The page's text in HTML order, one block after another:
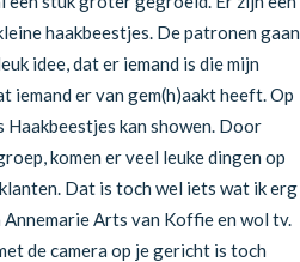
haakbeestjes. De patronen gaan
idee, dat er iemand is die mijn
iemand er van gem(h)aakt heeft. Op
Haakbeestjes kan showen. Door
komen er veel leuke dingen op
Dat is toch wel iets wat ik erg
Annemarie Arts van Koffie en wol tv.
de camera op je gericht is toch